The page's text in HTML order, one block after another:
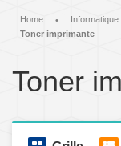
Home • Informatique
Toner imprimante
Toner